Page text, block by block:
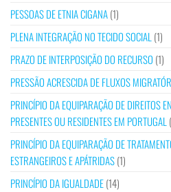
PESSOAS DE ETNIA CIGANA(1)
PLENA INTEGRAÇÃO NO TECIDO SOCIAL (1)
PRAZO DE INTERPOSIÇÃO DO RECURSO (1)
PRESSÃO ACRESCIDA DE FLUXOS
PRINCÍPIO DA EQUIPARAÇÃO DE DIREITOS
PRESENTES OU RESIDENTES EM PORTUGAL
PRINCÍPIO DA EQUIPARAÇÃO DE
ESTRANGEIROS E APÁTRIDAS(1)
PRINCÍPIO DA IGUALDADE(14)